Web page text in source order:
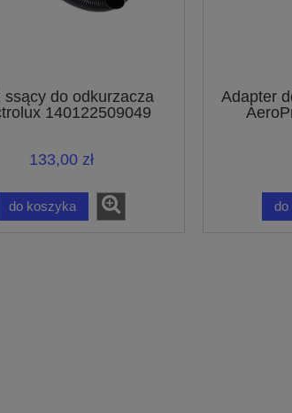
ssący do odkurzacza
140122509049
133,00 zł
do koszyka
Adapter
do